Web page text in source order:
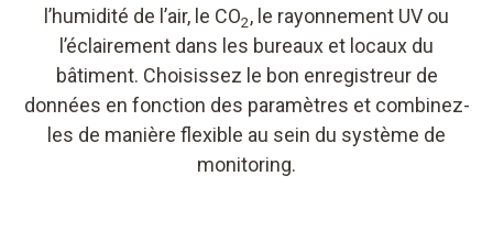
l’humidité de l’air, le CO2, le rayonnement UV ou
l’éclairement dans les bureaux et locaux du
bâtiment. Choisissez le bon enregistreur de
données en fonction des paramètres et combinez-
les de manière flexible au sein du système de
monitoring.